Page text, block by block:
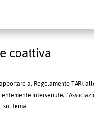
coattiva
al Regolamento TARI,
intervenute,
sul tema